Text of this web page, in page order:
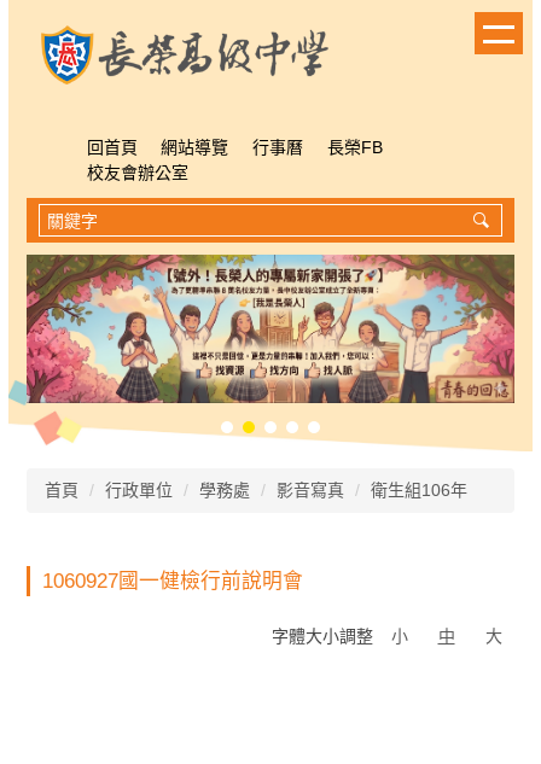
回首頁 網站導覽 行事曆
長榮FB
校友會辦公室
首頁 行政單位 學務處 影音寫真 衛生組106年
1060927國一健檢行前說明會
字體大小調整 小 中 大